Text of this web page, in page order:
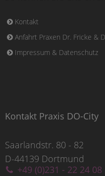
Wittbräucker Straße
Kontakt
Anfahrt Praxen Dr. Fricke &
Impressum & Datenschutz
Kontakt Praxis DO-City
Saarlandstr. 80 - 82
D-44139 Dortmund
+49 (0)231 - 22 24 08